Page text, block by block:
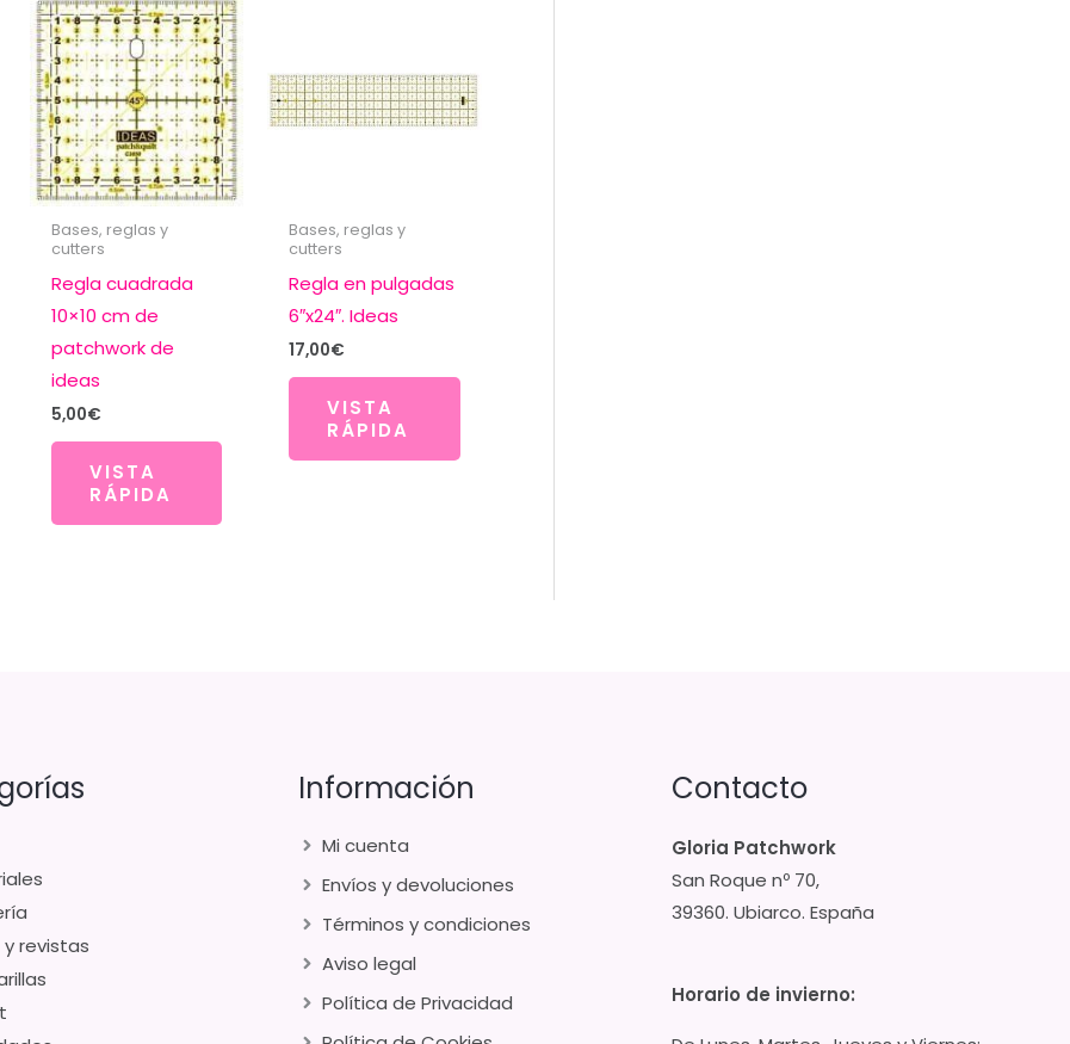
Bases, reglas y
cutters
Regla cuadrada
10×10 cm de
patchwork de
ideas
5,00€
VISTA
RÁPIDA
Bases, reglas y
cutters
Regla en pulgadas
6″x24″. Ideas
17,00€
VISTA
RÁPIDA
y revistas
Información
Mi cuenta
Envíos y devoluciones
Términos y condiciones
Aviso legal
Política de Privacidad
Contacto
Gloria Patchwork
San Roque nº 70,
39360. Ubiarco. España
Horario de invierno: